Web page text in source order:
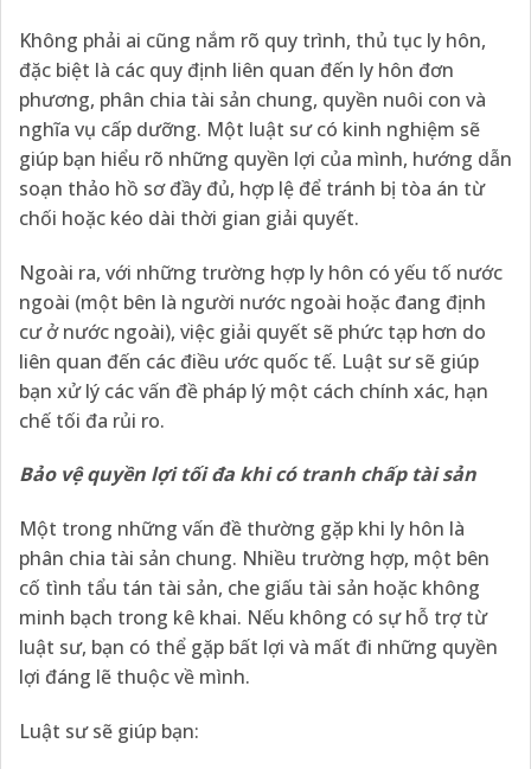
Không phải ai cũng nắm rõ quy trình, thủ tục ly hôn,
đặc biệt là các quy định liên quan đến ly hôn đơn
phương, phân chia tài sản chung, quyền nuôi con và
nghĩa vụ cấp dưỡng. Một luật sư có kinh nghiệm sẽ
giúp bạn hiểu rõ những quyền lợi của mình, hướng dẫn
soạn thảo hồ sơ đầy đủ, hợp lệ để tránh bị tòa án từ
chối hoặc kéo dài thời gian giải quyết.
Ngoài ra, với những trường hợp ly hôn có yếu tố nước
ngoài (một bên là người nước ngoài hoặc đang định
cư ở nước ngoài), việc giải quyết sẽ phức tạp hơn do
liên quan đến các điều ước quốc tế. Luật sư sẽ giúp
bạn xử lý các vấn đề pháp lý một cách chính xác, hạn
chế tối đa rủi ro.
Bảo vệ quyền lợi tối đa khi có tranh chấp tài sản
Một trong những vấn đề thường gặp khi ly hôn là
phân chia tài sản chung. Nhiều trường hợp, một bên
cố tình tẩu tán tài sản, che giấu tài sản hoặc không
minh bạch trong kê khai. Nếu không có sự hỗ trợ từ
luật sư, bạn có thể gặp bất lợi và mất đi những quyền
lợi đáng lẽ thuộc về mình.
Luật sư sẽ giúp bạn: